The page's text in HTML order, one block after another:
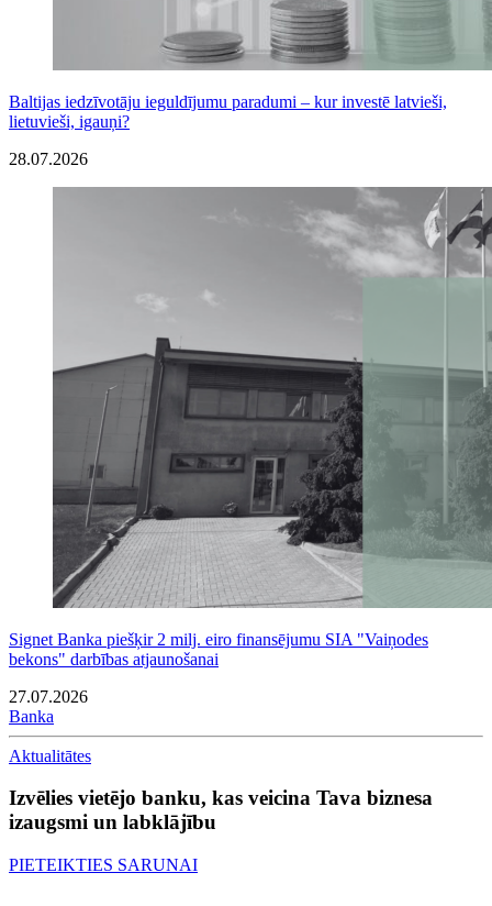
Baltijas iedzīvotāju ieguldījumu paradumi – kur investē latvieši,
lietuvieši, igauņi?
28.07.2026
Signet Banka piešķir 2 milj. eiro finansējumu SIA "Vaiņodes
bekons" darbības atjaunošanai
27.07.2026
Banka
Aktualitātes
Izvēlies vietējo banku, kas veicina Tava biznesa
izaugsmi un labklājību
PIETEIKTIES SARUNAI